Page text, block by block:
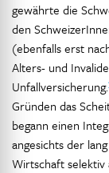
gewährte die
den
(ebenfalls erst
Alters- und
Unfallversicherung.
Gründen das
begann einen
angesichts der
Wirtschaft selektiv